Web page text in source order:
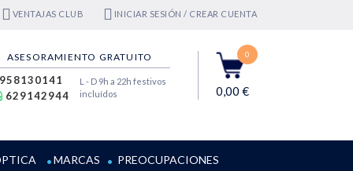
VENTAJAS CLUB INICIAR SESIÓN / CREAR CUENTA
ASESORAMIENTO GRATUITO
958130141
629142944
L - D 9h a 22h festivos
incluídos
0
0,00 €
MARCAS PREOCUPACIONES